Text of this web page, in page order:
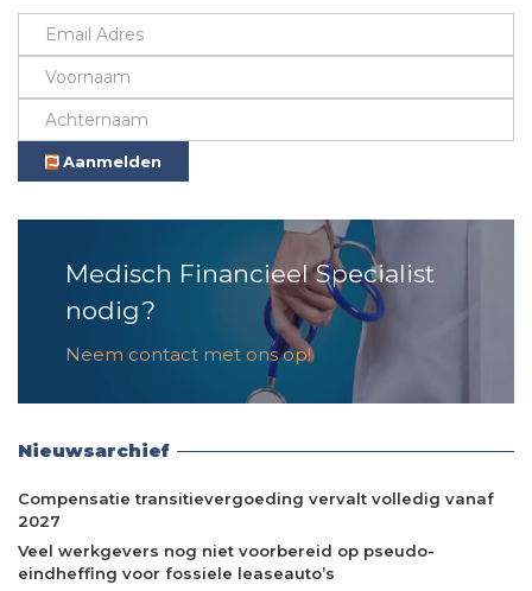
Aanmelden
Medisch Financieel Specialist
nodig?
Neem contact met ons op!
Nieuwsarchief
Compensatie transitievergoeding vervalt volledig vanaf
2027
Veel werkgevers nog niet voorbereid op pseudo-
eindheffing voor fossiele leaseauto’s